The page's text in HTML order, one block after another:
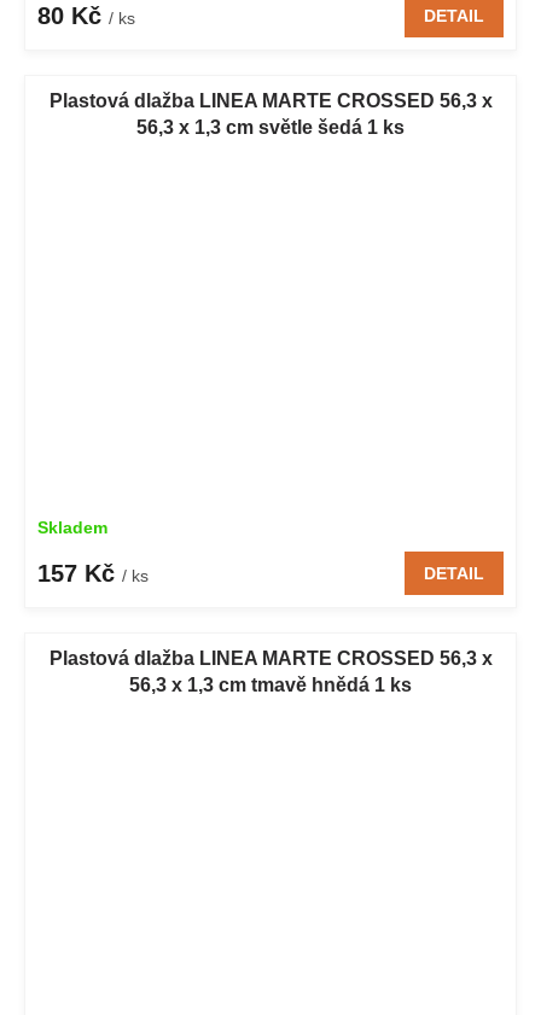
80 Kč / ks DETAIL
Plastová dlažba LINEA MARTE CROSSED 56,3 x
56,3 x 1,3 cm světle šedá 1 ks
Skladem
157 Kč / ks DETAIL
Plastová dlažba LINEA MARTE CROSSED 56,3 x
56,3 x 1,3 cm tmavě hnědá 1 ks